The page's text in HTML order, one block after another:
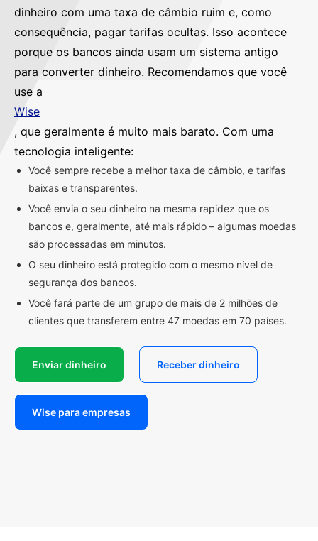
dinheiro com uma taxa de câmbio ruim e, como
consequência, pagar tarifas ocultas. Isso acontece
porque os bancos ainda usam um sistema antigo
para converter dinheiro. Recomendamos que você
use a
Wise
, que geralmente é muito mais barato. Com uma
tecnologia inteligente:
Você sempre recebe a melhor taxa de câmbio, e tarifas
baixas e transparentes.
Você envia o seu dinheiro na mesma rapidez que os
bancos e, geralmente, até mais rápido – algumas moedas
são processadas em minutos.
O seu dinheiro está protegido com o mesmo nível de
segurança dos bancos.
Você fará parte de um grupo de mais de 2 milhões de
clientes que transferem entre 47 moedas em 70 países.
Enviar dinheiro Receber dinheiro
Wise para empresas